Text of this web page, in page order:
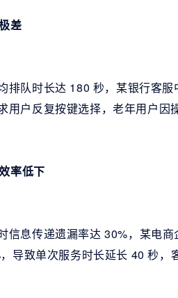
差
排队时长达 180 秒，某银行客
用户反复按键选择，老年用户
率低下
信息传递遗漏率达 30%，某电
导致单次服务时长延长 40 秒，